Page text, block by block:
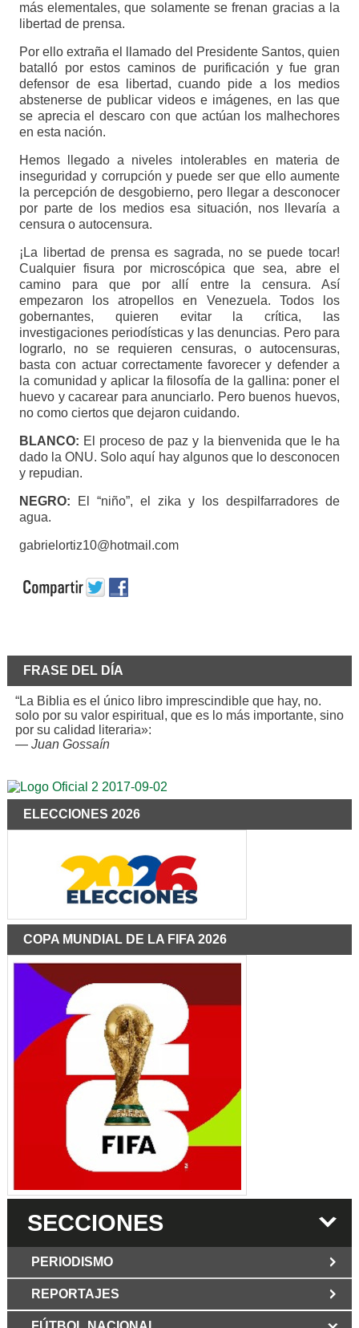
más elementales, que solamente se frenan gracias a la
libertad de prensa.
Por ello extraña el llamado del Presidente Santos, quien
batalló por estos caminos de purificación y fue gran
defensor de esa libertad, cuando pide a los medios
abstenerse de publicar videos e imágenes, en las que
se aprecia el descaro con que actúan los malhechores
en esta nación.
Hemos llegado a niveles intolerables en materia de
inseguridad y corrupción y puede ser que ello aumente
la percepción de desgobierno, pero llegar a desconocer
por parte de los medios esa situación, nos llevaría a
censura o autocensura.
¡La libertad de prensa es sagrada, no se puede tocar!
Cualquier fisura por microscópica que sea, abre el
camino para que por allí entre la censura. Así
empezaron los atropellos en Venezuela. Todos los
gobernantes, quieren evitar la crítica, las
investigaciones periodísticas y las denuncias. Pero para
lograrlo, no se requieren censuras, o autocensuras,
basta con actuar correctamente favorecer y defender a
la comunidad y aplicar la filosofía de la gallina: poner el
huevo y cacarear para anunciarlo. Pero buenos huevos,
no como ciertos que dejaron cuidando.
BLANCO: El proceso de paz y la bienvenida que le ha
dado la ONU. Solo aquí hay algunos que lo desconocen
y repudian.
NEGRO: El “niño”, el zika y los despilfarradores de
agua.
gabrielortiz10@hotmail.com
FRASE DEL DÍA
“La Biblia es el único libro imprescindible que hay, no.
solo por su valor espiritual, que es lo más importante, sino
por su calidad literaria»:
— Juan Gossaín
ELECCIONES 2026
COPA MUNDIAL DE LA FIFA 2026
SECCIONES
PERIODISMO
Los Periodist@s
El silencio del poder. Hay otro mártir de la
REPORTAJES